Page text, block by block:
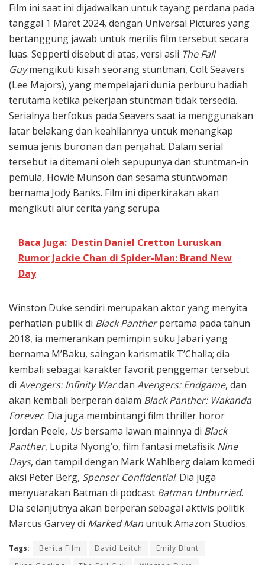
Film ini saat ini dijadwalkan untuk tayang perdana pada
tanggal 1 Maret 2024, dengan Universal Pictures yang
bertanggung jawab untuk merilis film tersebut secara
luas. Sepperti disebut di atas, versi asli The Fall
Guymengikuti kisah seorang stuntman, Colt Seavers
(Lee Majors), yang mempelajari dunia perburu hadiah
terutama ketika pekerjaan stuntman tidak tersedia.
Serialnya berfokus pada Seavers saat ia menggunakan
latar belakang dan keahliannya untuk menangkap
semua jenis buronan dan penjahat. Dalam serial
tersebut ia ditemani oleh sepupunya dan stuntman-in
pemula, Howie Munson dan sesama stuntwoman
bernama Jody Banks. Film ini diperkirakan akan
mengikuti alur cerita yang serupa.
Baca Juga: Destin Daniel Cretton Luruskan
Rumor Jackie Chan di Spider-Man: Brand New
Day
Winston Duke sendiri merupakan aktor yang menyita
perhatian publik di Black Pantherpertama pada tahun
2018, ia memerankan pemimpin suku Jabari yang
bernama M’Baku, saingan karismatik T’Challa; dia
kembali sebagai karakter favorit penggemar tersebut
di Avengers: Infinity Wardan Avengers: Endgame, dan
akan kembali berperan dalam Black Panther: Wakanda
Forever. Dia juga membintangi film thriller horor
Jordan Peele, Usbersama lawan mainnya di Black
Panther, Lupita Nyong’o, film fantasi metafisik Nine
Days, dan tampil dengan Mark Wahlberg dalam komedi
aksi Peter Berg, Spenser Confidential. Dia juga
menyuarakan Batman di podcast Batman Unburried.
Dia selanjutnya akan berperan sebagai aktivis politik
Marcus Garvey di Marked Man untuk Amazon Studios.
Tags: Berita Film David Leitch
Emily Blunt